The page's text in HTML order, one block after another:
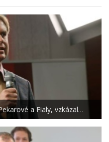
a Fialy, vzkázal…